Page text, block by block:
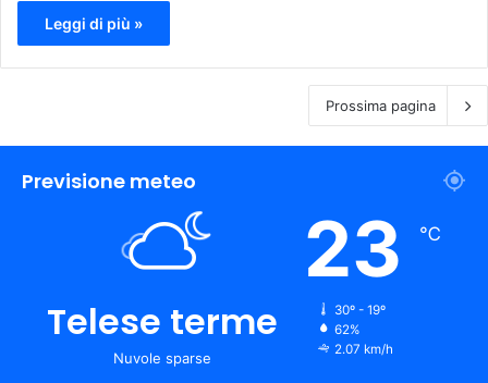
Leggi di più »
Prossima pagina
Previsione meteo
Telese terme
Nuvole sparse
23 ℃
30º - 19º
62%
2.07 km/h